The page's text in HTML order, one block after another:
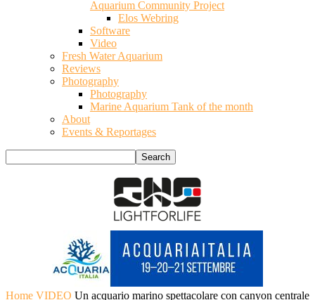
Aquarium Community Project
Elos Webring
Software
Video
Fresh Water Aquarium
Reviews
Photography
Photography
Marine Aquarium Tank of the month
About
Events & Reportages
Home VIDEO Un acquario marino spettacolare con canyon centrale